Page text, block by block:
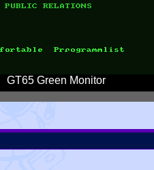
GT65 Green Monitor